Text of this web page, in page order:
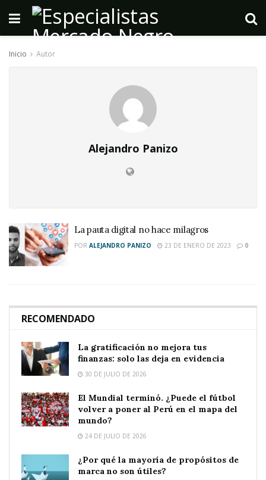
Inicio Autor
Alejandro Panizo
La pauta digital no hace milagros
POR ALEJANDRO PANIZO 23 DE ENERO DE 2023 0
RECOMENDADO
La gratificación no mejora tus
finanzas: solo las deja en evidencia
30 DE JULIO DE 2026
El Mundial terminó. ¿Puede el fútbol
volver a poner al Perú en el mapa del
mundo?
24 DE JULIO DE 2026
¿Por qué la mayoría de propósitos de
marca no son útiles?